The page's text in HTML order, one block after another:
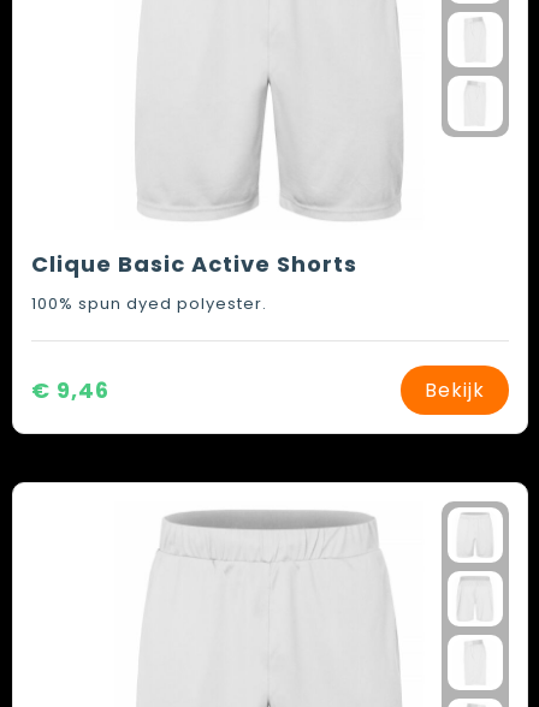
Clique Basic Active Shorts
100% spun dyed polyester.
€ 9,46 Bekijk